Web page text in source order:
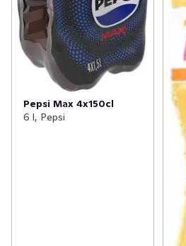
Pepsi Max 4x150cl
6 l, Pepsi